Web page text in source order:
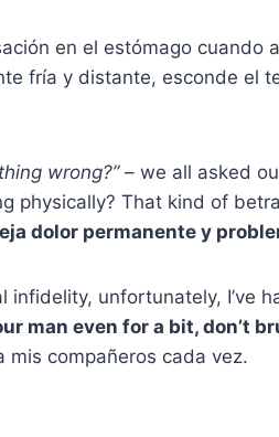
en el estómago cuando
fría y distante, esconde el
wrong?” – we all asked
physically? That kind of
dolor permanente y
unfortunately, I’ve
man even for a bit, don’t
mis compañeros cada vez.